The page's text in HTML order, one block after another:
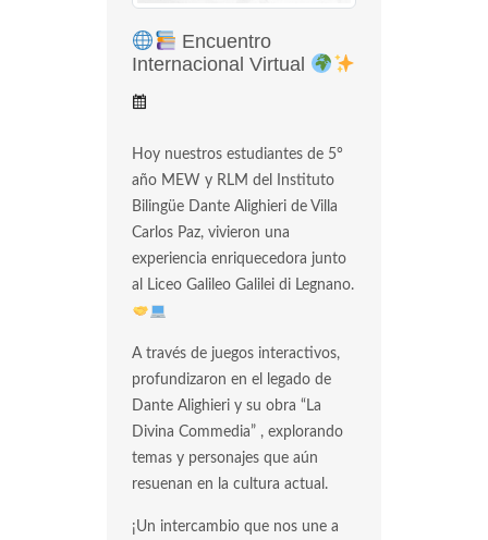
Encuentro
Internacional Virtual
Hoy nuestros estudiantes de 5°
año MEW y RLM del Instituto
Bilingüe Dante Alighieri de Villa
Carlos Paz, vivieron una
experiencia enriquecedora junto
al Liceo Galileo Galilei di Legnano.
A través de juegos interactivos,
profundizaron en el legado de
Dante Alighieri y su obra “La
Divina Commedia” , explorando
temas y personajes que aún
resuenan en la cultura actual.
¡Un intercambio que nos une a